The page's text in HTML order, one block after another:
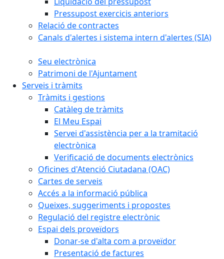
Pressupost exercicis anteriors
Relació de contractes
Canals d'alertes i sistema intern d'alertes (SIA)
Seu electrònica
Patrimoni de l'Ajuntament
Serveis i tràmits
Tràmits i gestions
Catàleg de tràmits
El Meu Espai
Servei d'assistència per a la tramitació
electrònica
Verificació de documents electrònics
Oficines d'Atenció Ciutadana (OAC)
Cartes de serveis
Accés a la informació pública
Queixes, suggeriments i propostes
Regulació del registre electrònic
Espai dels proveïdors
Donar-se d'alta com a proveïdor
Presentació de factures